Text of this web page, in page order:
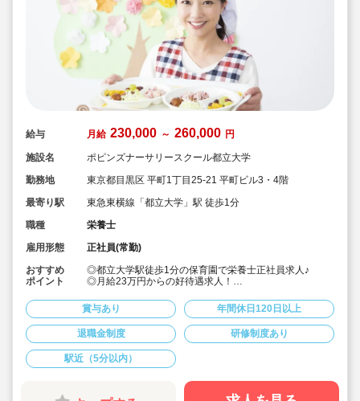
給与 月給 230,000 ～ 260,000 円
施設名
ポピンズナーサリースクール都立大学
勤務地
東京都目黒区 平町1丁目25-21 平町ビル3・4階
最寄り駅
東急東横線「都立大学」駅 徒歩1分
職種
栄養士
雇用形態
正社員(常勤)
おすすめ
ポイント
◎都立大学駅徒歩1分の保育園で栄養士正社員求人♪
◎月給23万円からの好待遇求人！
やすい♪
◎長期休暇も取得可能
◎福利厚生面、研修等も充実しており安心してご勤務頂
けます♪
◎産休育休も取得して復帰される先生も多い職場です♪子
育て中の方も必見！
賞与あり 年間休日120日以上
退職金制度 研修制度あり
駅近（5分以内）